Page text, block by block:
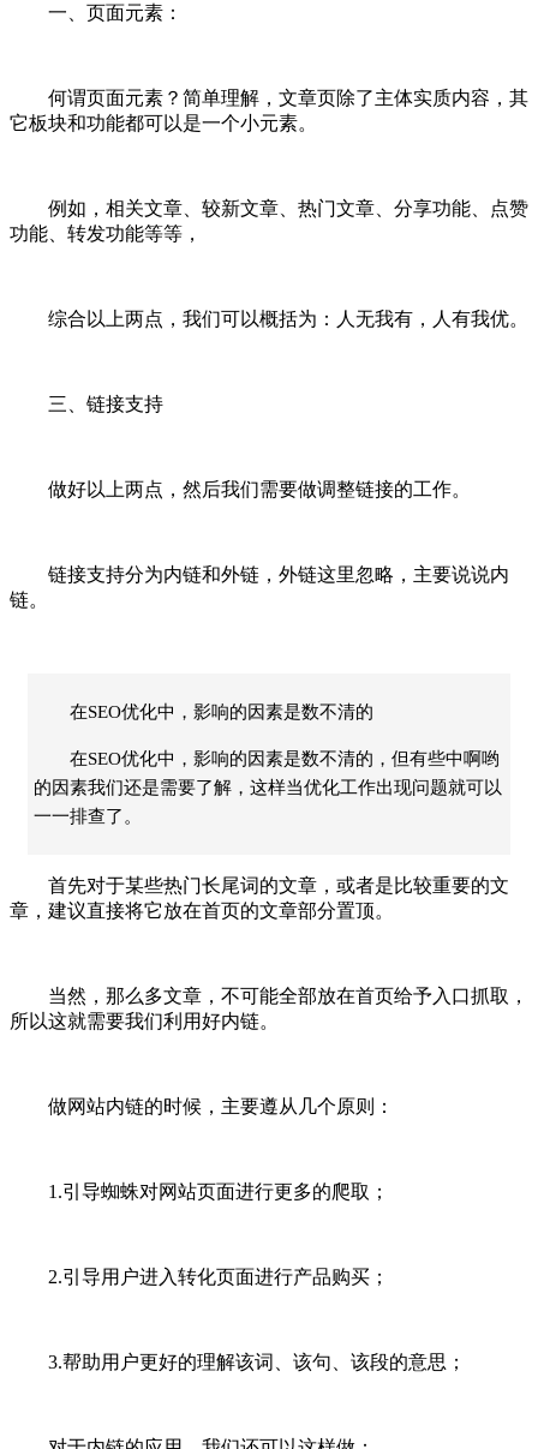
一、页面元素：
何谓页面元素？简单理解，文章页除了主体实质内容，其
它板块和功能都可以是一个小元素。
例如，相关文章、较新文章、热门文章、分享功能、点赞
功能、转发功能等等，
综合以上两点，我们可以概括为：人无我有，人有我优。
三、链接支持
做好以上两点，然后我们需要做调整链接的工作。
链接支持分为内链和外链，外链这里忽略，主要说说内
链。
在SEO优化中，影响的因素是数不清的
在SEO优化中，影响的因素是数不清的，但有些中啊哟
的因素我们还是需要了解，这样当优化工作出现问题就可以
一一排查了。
首先对于某些热门长尾词的文章，或者是比较重要的文
章，建议直接将它放在首页的文章部分置顶。
当然，那么多文章，不可能全部放在首页给予入口抓取，
所以这就需要我们利用好内链。
做网站内链的时候，主要遵从几个原则：
1.引导蜘蛛对网站页面进行更多的爬取；
2.引导用户进入转化页面进行产品购买；
3.帮助用户更好的理解该词、该句、该段的意思；